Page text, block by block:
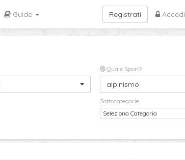
Guide Accedi
Registrati
Quale Sport?
alpinismo
Sottocategorie
Seleziona Categoria